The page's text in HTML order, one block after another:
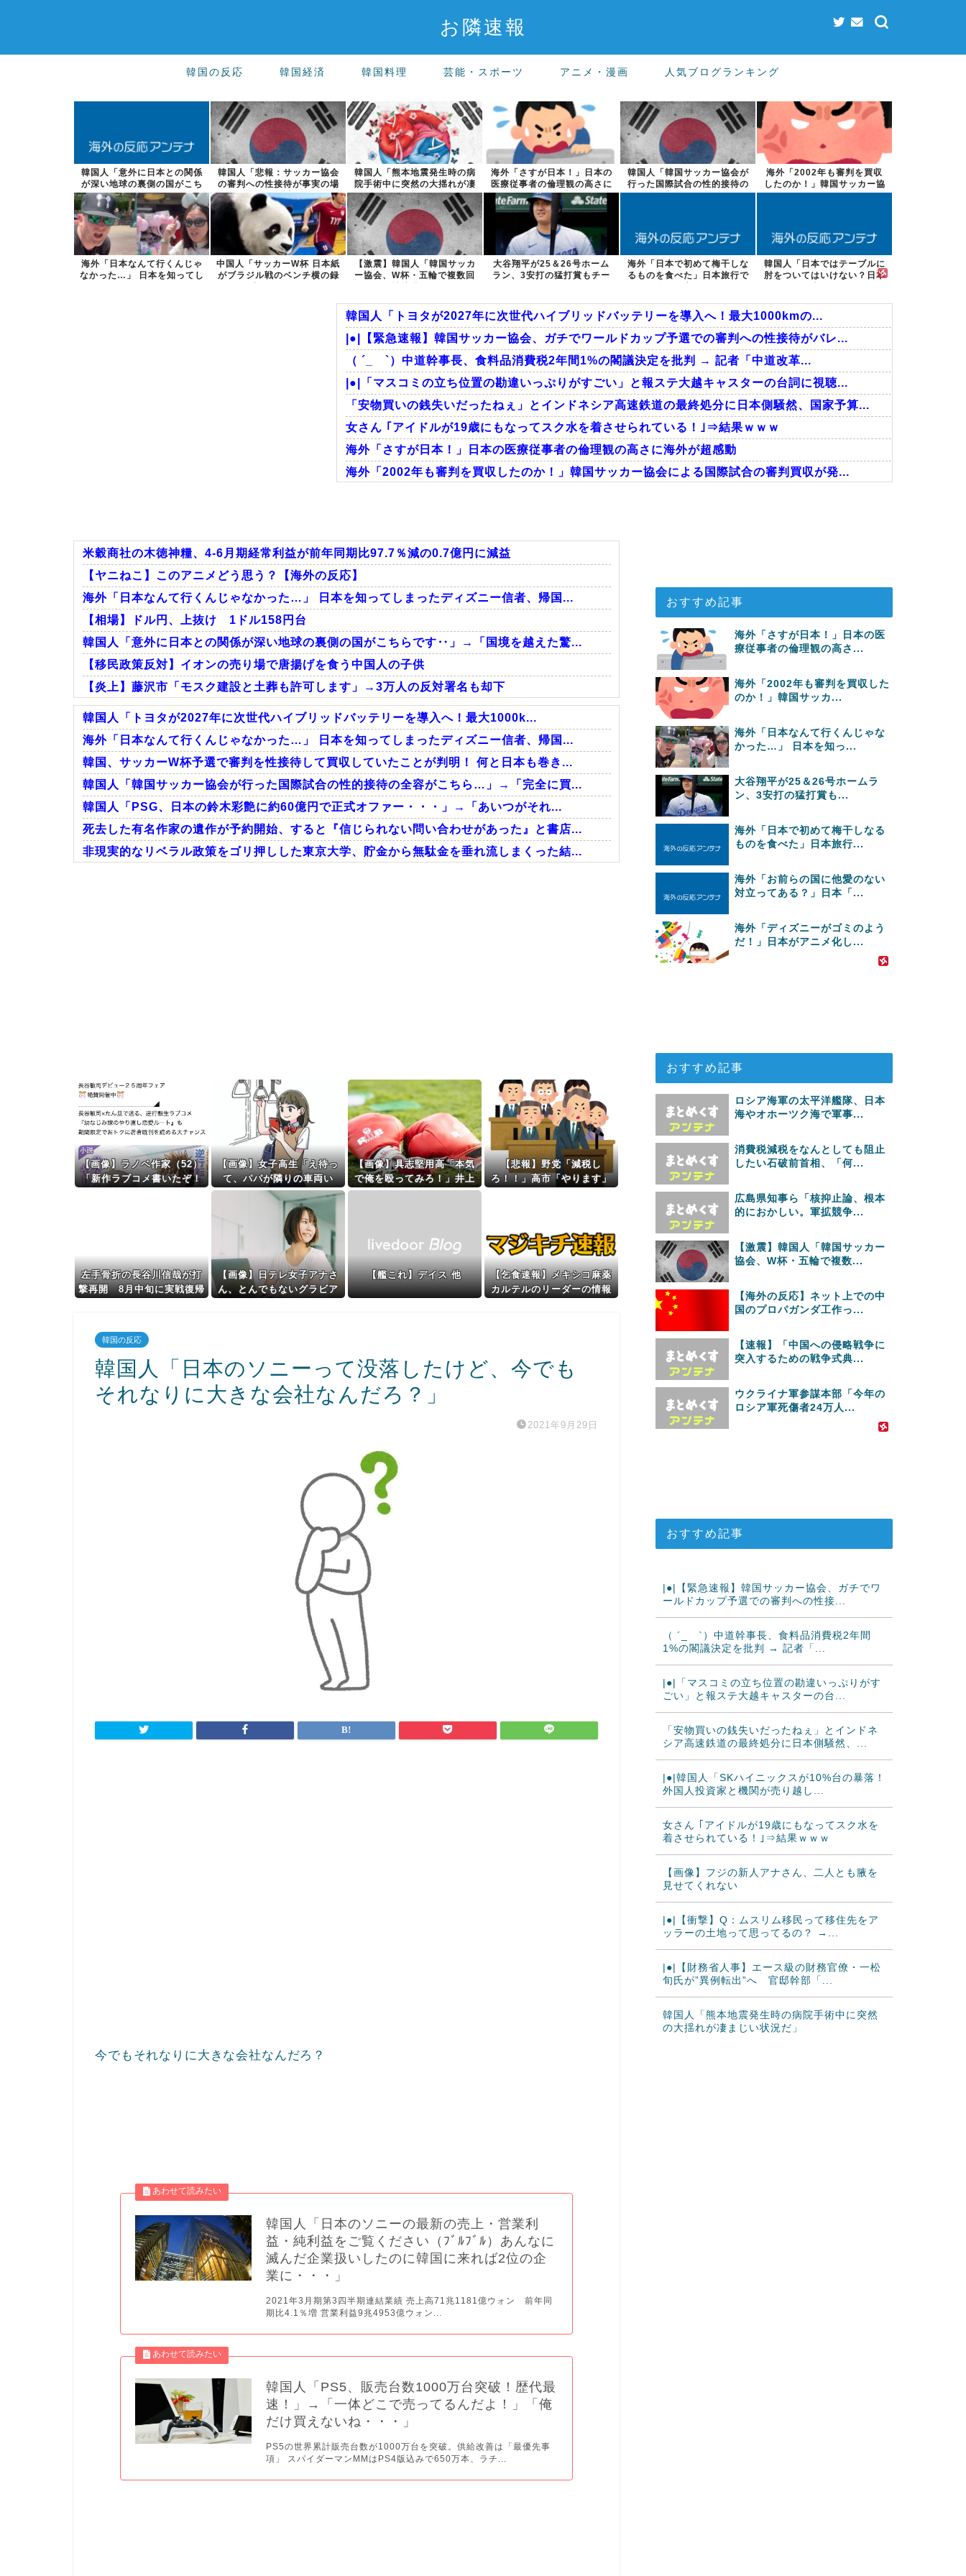
お隣速報
韓国の反応 韓国経済 韓国料理 芸能・スポーツ アニメ・漫画 人気ブログランキング
韓国人「意外に日本との関係
が深い地球の裏側の国がこち
らです‥」→...
韓国人「悲報：サッカー協会
の審判への性接待が事実の場
合、国際試合...
韓国人「熊本地震発生時の病
院手術中に突然の大揺れが凄
まじい状況だ...
海外「さすが日本！」日本の
医療従事者の倫理観の高さに
海外が超感動
韓国人「韓国サッカー協会が
行った国際試合の性的接待の
全容がこちら...
海外「2002年も審判を買収
したのか！」韓国サッカー協
会による国...
海外「日本なんて行くんじゃ
なかった…」 日本を知ってし
中国人「サッカーW杯 日本紙
がブラジル戦のベンチ横の録
【激震】韓国人「韓国サッカ
ー協会、W杯・五輪で複数回
大谷翔平が25＆26号ホーム
ラン、3安打の猛打賞もチー
海外「日本で初めて梅干しな
るものを食べた」日本旅行で
韓国人「日本ではテーブルに
肘をついてはいけない？日本
韓国人「トヨタが2027年に次世代ハイブリッドバッテリーを導入へ！最大1000kmの...
|●|【緊急速報】韓国サッカー協会、ガチでワールドカップ予選での審判への性接待がバレ...
（ ´_ゝ`）中道幹事長、食料品消費税2年間1%の閣議決定を批判 → 記者「中道改革...
|●|「マスコミの立ち位置の勘違いっぷりがすごい」と報ステ大越キャスターの台詞に視聴...
「安物買いの銭失いだったねぇ」とインドネシア高速鉄道の最終処分に日本側騒然、国家予算...
女さん ｢アイドルが19歳にもなってスク水を着させられている！｣⇒結果ｗｗｗ
海外「さすが日本！」日本の医療従事者の倫理観の高さに海外が超感動
海外「2002年も審判を買収したのか！」韓国サッカー協会による国際試合の審判買収が発...
外国人「2002年W杯は?」韓国サッカーに衝撃的不祥事！W杯予選でレフリーへの不適切...
米穀商社の木徳神糧、4-6月期経常利益が前年同期比97.7％減の0.7億円に減益
【ヤニねこ】このアニメどう思う？【海外の反応】
海外「日本なんて行くんじゃなかった…」 日本を知ってしまったディズニー信者、帰国...
【相場】ドル円、上抜け 1ドル158円台
韓国人「意外に日本との関係が深い地球の裏側の国がこちらです‥」→「国境を越えた驚...
【移民政策反対】イオンの売り場で唐揚げを食う中国人の子供
【炎上】藤沢市「モスク建設と土葬も許可します」→3万人の反対署名も却下
Powered by livedoor 相互RSS
韓国人「トヨタが2027年に次世代ハイブリッドバッテリーを導入へ！最大1000k...
海外「日本なんて行くんじゃなかった…」 日本を知ってしまったディズニー信者、帰国...
韓国、サッカーW杯予選で審判を性接待して買収していたことが判明！ 何と日本も巻き...
韓国人「韓国サッカー協会が行った国際試合の性的接待の全容がこちら…」→「完全に買...
韓国人「PSG、日本の鈴木彩艶に約60億円で正式オファー・・・」→「あいつがそれ...
死去した有名作家の遺作が予約開始、すると『信じられない問い合わせがあった』と書店...
非現実的なリベラル政策をゴリ押しした東京大学、貯金から無駄金を垂れ流しまくった結...
【画像】ラノベ作家（52）
「新作ラブコメ書いたぞ！
【画像】女子高生「え待っ
て、パパが隣りの車両い
る。。。」
【画像】具志堅用高「本気
で俺を殴ってみろ！」井上
尚弥「マジっすか…わかり
【悲報】野党「減税し
ろ！！」高市「やります」
左手骨折の長谷川信哉が打
撃再開 8月中旬に実戦復帰
【画像】日テレ女子アナさ
ん、とんでもないグラビア
【艦これ】デイス 他
【乞食速報】メキシコ麻薬
カルテルのリーダーの情報
韓国の反応
韓国人「日本のソニーって没落したけど、今でも
それなりに大きな会社なんだろ？」
2021年9月29日
今でもそれなりに大きな会社なんだろ？
韓国人「日本のソニーの最新の売上・営業利
益・純利益をご覧ください（ﾌﾞﾙﾌﾞﾙ）あんなに
滅んだ企業扱いしたのに韓国に来れば2位の企
業に・・・」
2021年3月期第3四半期連結業績 売上高71兆1181億ウォン 前年同
期比4.1％増 営業利益9兆4953億ウォン...
韓国人「PS5、販売台数1000万台突破！歴代最
速！」→「一体どこで売ってるんだよ！」「俺
だけ買えないね・・・」
PS5の世界累計販売台数が1000万台を突破。供給改善は「最優先事
項」 スパイダーマンMMはPS4版込みで650万本、ラチ...
おすすめ記事
海外「さすが日本！」日本の医
療従事者の倫理観の高さ...
海外「2002年も審判を買収した
のか！」韓国サッカ...
海外「日本なんて行くんじゃな
かった…」 日本を知っ...
大谷翔平が25＆26号ホームラ
ン、3安打の猛打賞も...
海外「日本で初めて梅干しなる
ものを食べた」日本旅行...
海外「お前らの国に他愛のない
対立ってある？」日本「...
海外「ディズニーがゴミのよう
だ！」日本がアニメ化し...
おすすめ記事
ロシア海軍の太平洋艦隊、日本
海やオホーツク海で軍事...
消費税減税をなんとしても阻止
したい石破前首相、「何...
広島県知事ら「核抑止論、根本
的におかしい。軍拡競争...
【激震】韓国人「韓国サッカー
協会、W杯・五輪で複数...
【海外の反応】ネット上での中
国のプロパガンダ工作っ...
【速報】「中国への侵略戦争に
突入するための戦争式典...
ウクライナ軍参謀本部「今年の
ロシア軍死傷者24万人...
おすすめ記事
|●|【緊急速報】韓国サッカー協会、ガチでワ
ールドカップ予選での審判への性接...
（ ´_ゝ`）中道幹事長、食料品消費税2年間
1%の閣議決定を批判 → 記者「...
|●|「マスコミの立ち位置の勘違いっぷりがす
ごい」と報ステ大越キャスターの台...
「安物買いの銭失いだったねぇ」とインドネ
シア高速鉄道の最終処分に日本側騒然、...
|●|韓国人「SKハイニックスが10%台の暴落！
外国人投資家と機関が売り越し...
女さん ｢アイドルが19歳にもなってスク水を
着させられている！｣⇒結果ｗｗｗ
【画像】フジの新人アナさん、二人とも腋を
見せてくれない
|●|【衝撃】Q：ムスリム移民って移住先をア
ッラーの土地って思ってるの？ →...
|●|【財務省人事】エース級の財務官僚・一松
旬氏が”異例転出”へ 官邸幹部「...
韓国人「熊本地震発生時の病院手術中に突然
の大揺れが凄まじい状況だ」